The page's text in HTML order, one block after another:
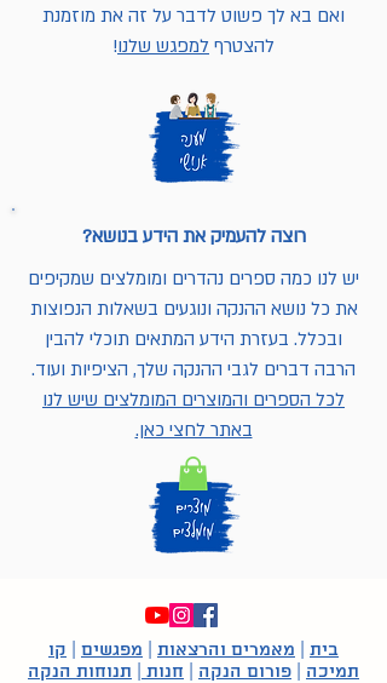
ואם בא לך פשוט לדבר על זה את מוזמנת
להצטרף למפגש שלנו!
רוצה להעמיק את הידע בנושא?
יש לנו כמה ספרים נהדרים ומומלצים שמקיפים
את כל נושא ההנקה ונוגעים בשאלות הנפוצות
ובכלל. בעזרת הידע המתאים תוכלי להבין
הרבה דברים לגבי ההנקה שלך, הציפיות ועוד.
לכל הספרים והמוצרים המומלצים שיש לנו
באתר לחצי כאן.
בית מאמרים והרצאות מפגשים
קו
תמיכה
פורום הנקה חנות תנוחות הנקה